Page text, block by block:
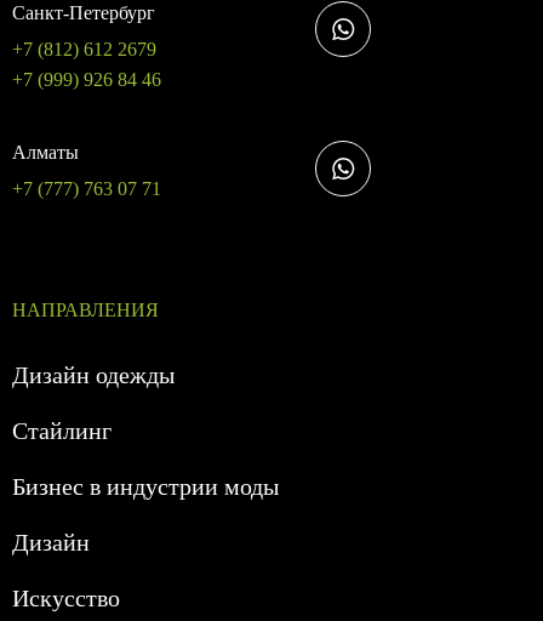
Санкт-Петербург
+7 (812) 612 2679
+7 (999) 926 84 46
Алматы
+7 (777) 763 07 71
НАПРАВЛЕНИЯ
Дизайн одежды
Стайлинг
Бизнес в индустрии моды
Дизайн
Искусство